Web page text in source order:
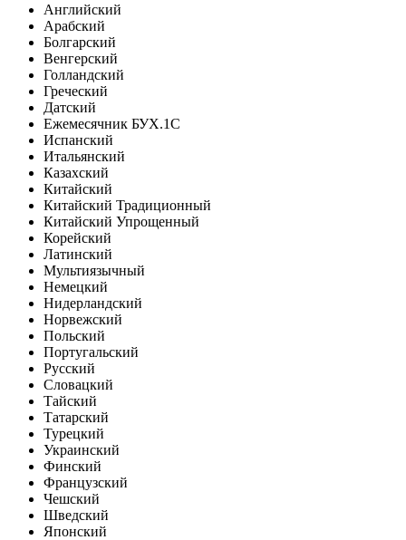
Английский
Арабский
Болгарский
Венгерский
Голландский
Греческий
Датский
Ежемесячник БУХ.1С
Испанский
Итальянский
Казахский
Китайский
Китайский Традиционный
Китайский Упрощенный
Корейский
Латинский
Мультиязычный
Немецкий
Нидерландский
Норвежский
Польский
Португальский
Русский
Словацкий
Тайский
Татарский
Турецкий
Украинский
Финский
Французский
Чешский
Шведский
Японский